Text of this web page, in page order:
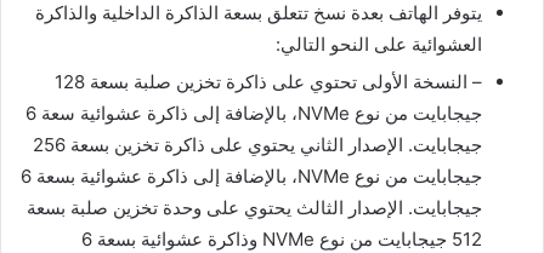
يتوفر الهاتف بعدة نسخ تتعلق بسعة الذاكرة الداخلية والذاكرة
العشوائية على النحو التالي:
– النسخة الأولى تحتوي على ذاكرة تخزين صلبة بسعة 128
جيجابايت من نوع NVMe، بالإضافة إلى ذاكرة عشوائية سعة 6
جيجابايت. الإصدار الثاني يحتوي على ذاكرة تخزين بسعة 256
جيجابايت من نوع NVMe، بالإضافة إلى ذاكرة عشوائية بسعة 6
جيجابايت. الإصدار الثالث يحتوي على وحدة تخزين صلبة بسعة
512 جيجابايت من نوع NVMe وذاكرة عشوائية بسعة 6